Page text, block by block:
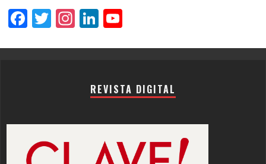
Facebook
Twitter
Instagram
LinkedIn
REVISTA DIGITAL